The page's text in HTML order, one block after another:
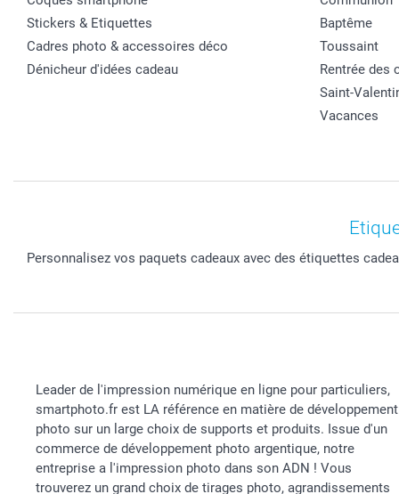
Stickers & Etiquettes
Cadres photo & accessoires déco
Dénicheur d'idées cadeau
Baptême
Toussaint
Rentrée des
Saint-
Vacances
Personnalisez vos paquets cadeaux avec des étiquettes
Leader de l'impression numérique en ligne pour particuliers,
smartphoto.fr est LA référence en matière de développement
photo sur un large choix de supports et produits. Issue d'un
commerce de développement photo argentique, notre
entreprise a l'impression photo dans son ADN ! Vous
trouverez un grand choix de tirages photo, agrandissements